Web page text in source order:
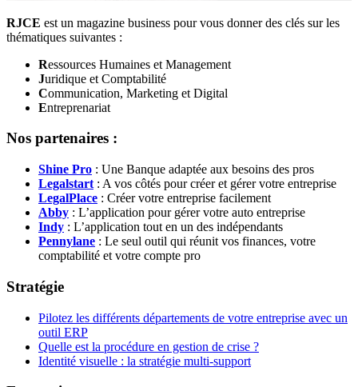
RJCE est un magazine business pour vous donner des clés sur les
thématiques suivantes :
Ressources Humaines et Management
Juridique et Comptabilité
Communication, Marketing et Digital
Entreprenariat
Nos partenaires :
Shine Pro : Une Banque adaptée aux besoins des pros
Legalstart : A vos côtés pour créer et gérer votre entreprise
LegalPlace : Créer votre entreprise facilement
Abby : L’application pour gérer votre auto entreprise
Indy : L’application tout en un des indépendants
Pennylane : Le seul outil qui réunit vos finances, votre
comptabilité et votre compte pro
Stratégie
Pilotez les différents départements de votre entreprise avec un
outil ERP
Quelle est la procédure en gestion de crise ?
Identité visuelle : la stratégie multi-support